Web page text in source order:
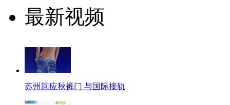
最新视频
苏州回应秋裤门 与国际接轨